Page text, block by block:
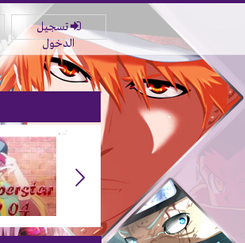
تسجيل
الدخول